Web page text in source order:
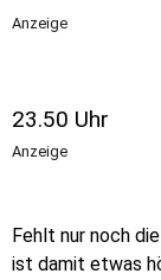
Anzeige
23.50 Uhr
Anzeige
Fehlt nur noch
ist damit etwas